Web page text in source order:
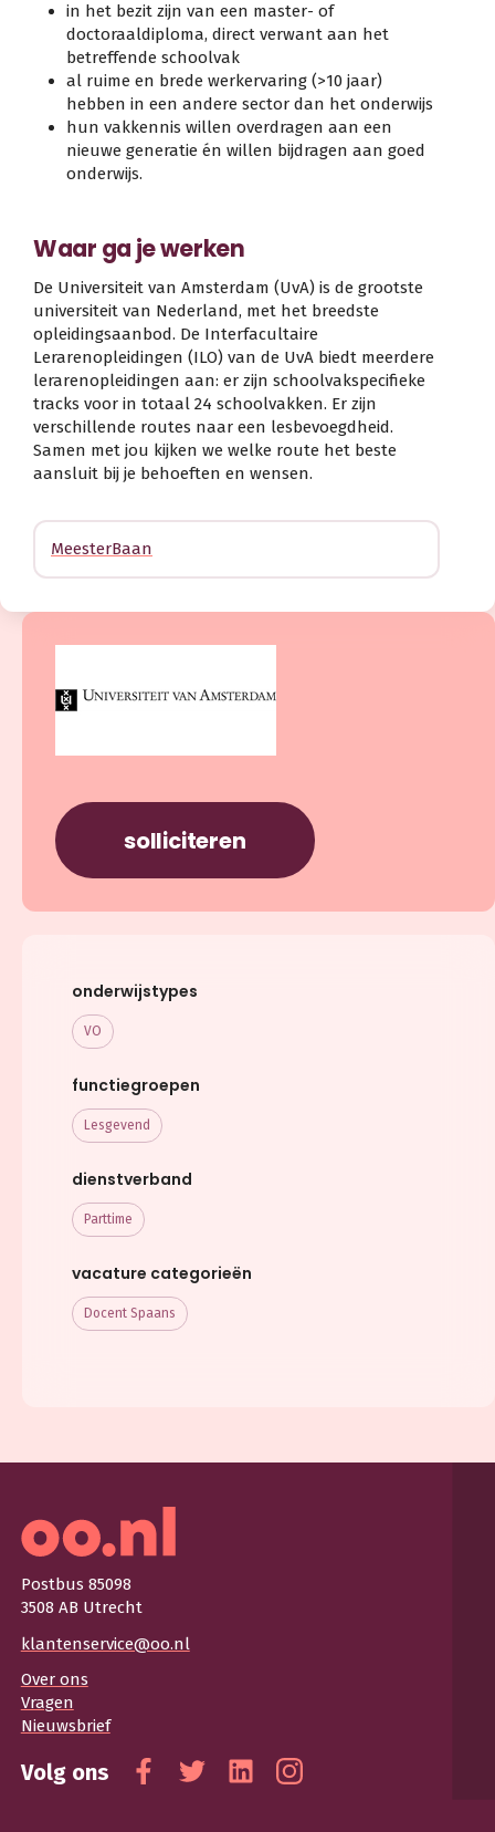
in het bezit zijn van een master- of
doctoraaldiploma, direct verwant aan het
betreffende schoolvak
al ruime en brede werkervaring (>10 jaar)
hebben in een andere sector dan het onderwijs
hun vakkennis willen overdragen aan een
nieuwe generatie én willen bijdragen aan goed
onderwijs.
Waar ga je werken
De Universiteit van Amsterdam (UvA) is de grootste
universiteit van Nederland, met het breedste
opleidingsaanbod. De Interfacultaire
Lerarenopleidingen (ILO) van de UvA biedt meerdere
lerarenopleidingen aan: er zijn schoolvakspecifieke
tracks voor in totaal 24 schoolvakken. Er zijn
verschillende routes naar een lesbevoegdheid.
Samen met jou kijken we welke route het beste
aansluit bij je behoeften en wensen.
MeesterBaan
solliciteren
onderwijstypes
VO
functiegroepen
Lesgevend
dienstverband
Parttime
vacature categorieën
Docent Spaans
Postbus 85098
3508 AB Utrecht
klantenservice@oo.nl
Over ons
Vragen
Nieuwsbrief
Volg ons
Facebook
TwitterLinkedinInstagram